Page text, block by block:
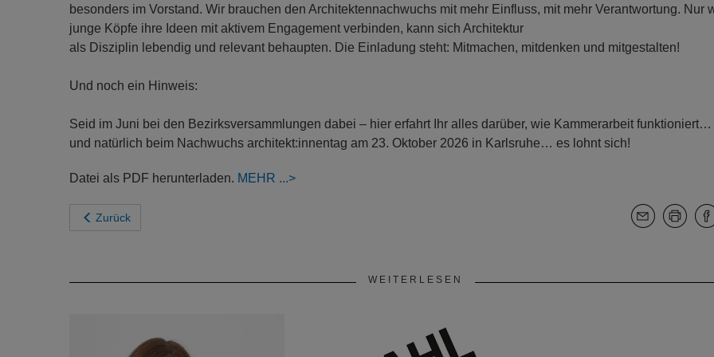
besonders im Vorstand. Wir brauchen den Architektennachwuchs mit mehr Einfluss, mit mehr Verantwortung. Nur
junge Köpfe ihre Ideen mit aktivem Engagement verbinden, kann sich Architektur
als Disziplin lebendig und relevant behaupten. Die Einladung steht: Mitmachen, mitdenken und mitgestalten!
Und noch ein Hinweis:
Seid im Juni bei den Bezirksversammlungen dabei – hier erfahrt Ihr alles darüber, wie Kammerarbeit funktioniert…
und natürlich beim Nachwuchs architekt:innentag am 23. Oktober 2026 in Karlsruhe… es lohnt sich!
Datei als PDF herunterladen. MEHR
Zurück
WEITERLESEN